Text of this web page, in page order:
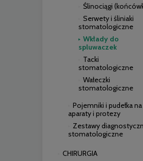
Ślinociągi
Serwety i śliniaki
stomatologiczne
Wkłady do
spluwaczek
Tacki
stomatologiczne
Wałeczki
stomatologiczne
Pojemniki i pudełka na
aparaty i protezy
Zestawy
stomatologiczne
CHIRURGIA